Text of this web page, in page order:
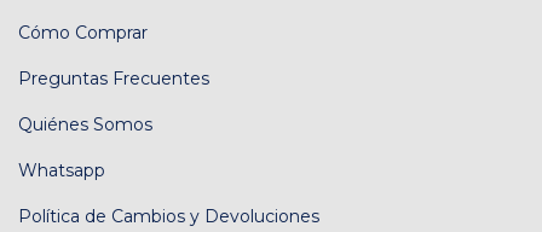
Cómo Comprar
Preguntas Frecuentes
Quiénes Somos
Whatsapp
Política de Cambios y Devoluciones